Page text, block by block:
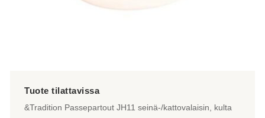
&Tradition Passepartout JH11 seinä-/kattovalaisin, kulta